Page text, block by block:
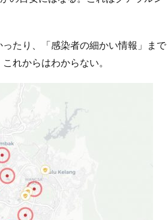
たり、「感染者の細かい情報」まで
れからはわからない。